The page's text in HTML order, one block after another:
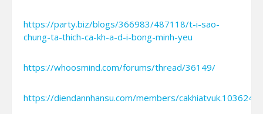
https://party.biz/blogs/366983/487118/t-i-sao-
chung-ta-thich-ca-kh-a-d-i-bong-minh-yeu
https://whoosmind.com/forums/thread/36149/
https://diendannhansu.com/members/cakhiatvuk.103624/